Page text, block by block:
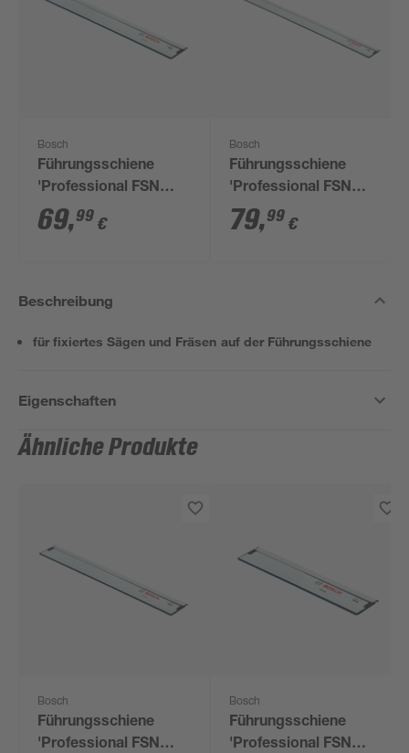
Bosch
Führungsschiene
'Professional FSN
1100'
69,99 €
Bosch
Führungsschiene
'Professional FSN
1600'
79,99 €
Beschreibung
für fixiertes Sägen und Fräsen auf der Führungsschiene
Eigenschaften
Ähnliche Produkte
Bosch
Führungsschiene
'Professional FSN
Bosch
Führungsschiene
'Professional FSN